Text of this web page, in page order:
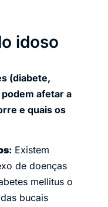
idoso
(diabete,
afetar a
e quais os
: Existem
de doenças
mellitus o
bucais